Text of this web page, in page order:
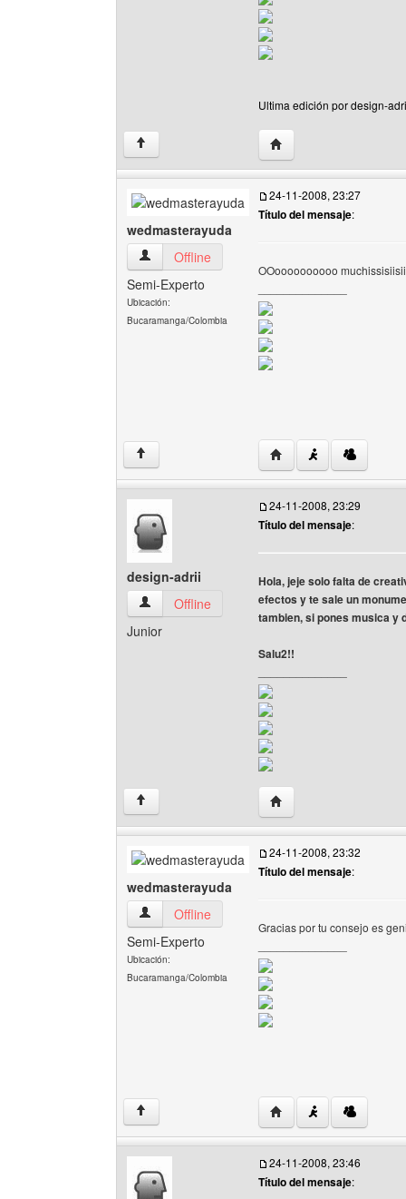
Ultima edición por design-
↑ Visitar sitio web del
wedmasterayuda
wedmasterayuda Ver perfil del usuario
Offline
Semi-Experto
Ubicación:
Bucaramanga/Colombia
24-11-2008, 23:27
Título del mensaje:
OOoooooooooo
↑ Visitar sitio web del
design-adrii
design-adrii Ver perfil del usuario
Offline
Junior
24-11-2008, 23:29
Título del mensaje:
Hola, jeje solo falta de
efectos y te sale un
tambien, si pones musica y
Salu2!!
↑ Visitar sitio web del
wedmasterayuda
wedmasterayuda Ver perfil del usuario
Offline
Semi-Experto
Ubicación:
Bucaramanga/Colombia
24-11-2008, 23:32
Título del mensaje:
Gracias por tu consejo es
↑ Visitar sitio web del
24-11-2008, 23:46
Título del mensaje: